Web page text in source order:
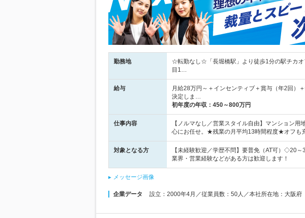
勤務地
☆転勤なし☆「長堀橋駅」より徒歩1分の駅チカ
目1…
給与
月給28万円～＋インセンティブ＋賞与（年2回）
決定しま…
初年度の年収： 450～800万円
仕事内容
【ノルマなし／営業スタイル自由】マンション
心にお任せ。★残業の月平均13時間程度★オフも
対象となる方
【未経験歓迎／学歴不問】要普免（AT可）◇20
業界・営業経験などがある方は歓迎します！
メッセージ画像
企業データ 設立：2000年4月／従業員数：50人／本社所在地：大阪府